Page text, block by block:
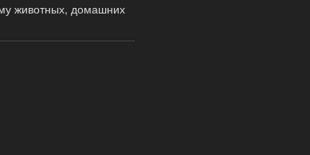
животных, домашних